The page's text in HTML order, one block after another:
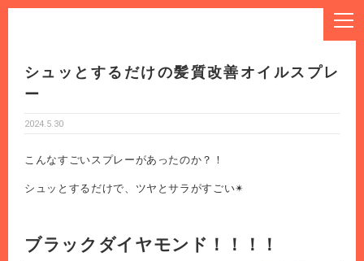
シュッとするだけの髪質改善オイルスプレ
ー
2024.5.30
こんなすごいスプレーがあったのか？！
シュッとするだけで、ツヤとサラがすごい✴︎
ブラックダイヤモンド！！！！